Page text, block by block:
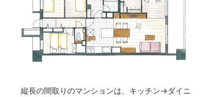
縦長の間取りのマンションは、キッチン→ダイニ